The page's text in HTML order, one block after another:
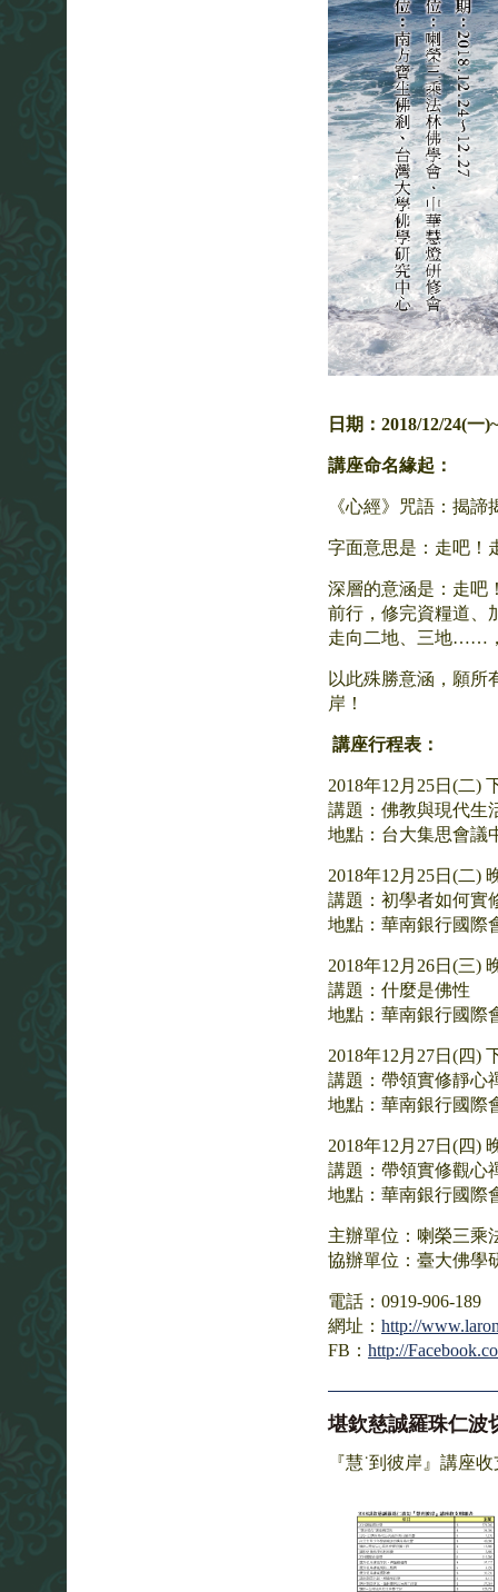
日期：2018/12/24(一
講座命名緣起：
《心經》咒語：揭
字面意思是：走吧！
深層的意涵是：走吧
前行，修完資糧道、
走向二地、三地……
以此殊勝意涵，願所
岸！
講座行程表：
2018年12月25日(二)
講題：佛教與現代生
地點：台大集思會議
2018年12月25日(二)
講題：初學者如何實
地點：華南銀行國際
2018年12月26日(三)
講題：什麼是佛性
地點：華南銀行國際
2018年12月27日(四)
講題：帶領實修靜心
地點：華南銀行國際
2018年12月27日(四)
講題：帶領實修觀心
地點：華南銀行國際
主辦單位：喇榮三乘
協辦單位：臺大佛學
電話：0919-906-189
網址： http://
FB： http://
堪欽慈誠羅珠仁波
『慧˙到彼岸』講座